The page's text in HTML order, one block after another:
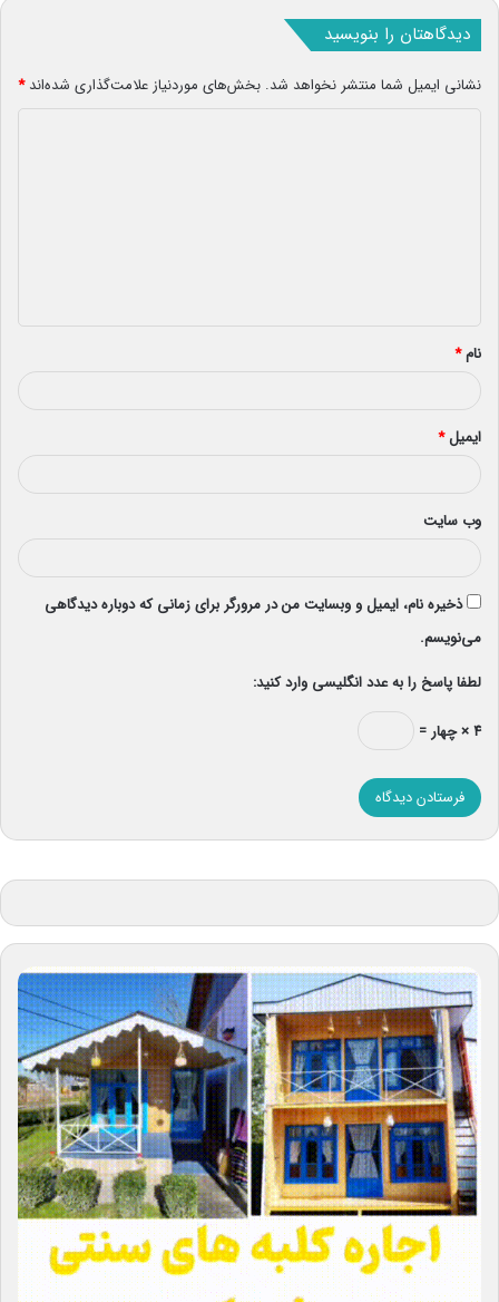
دیدگاهتان را بنویسید
نشانی ایمیل شما منتشر نخواهد شد. بخش‌های موردنیاز علامت‌گذاری شده‌اند*
*
نام*
ایمیل*
وب‌ سایت
ذخیره نام، ایمیل و وبسایت من در مرورگر برای زمانی که دوباره دیدگاهی
می‌نویسم.
لطفا پاسخ را به عدد انگلیسی وارد کنید:
۴ × چهار =